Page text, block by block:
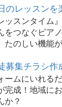
のレッスンを
ッスンタイム
をつなぐピア
たのしい機能
募集チラシ作
ームにいれる
完成！地域に
か？